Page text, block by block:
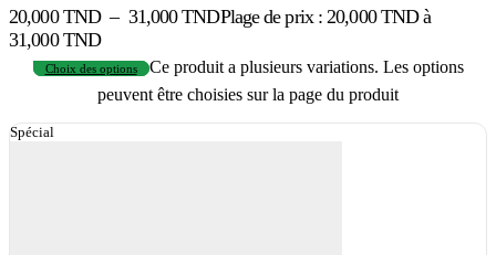
20,000TND – 31,000TNDPlage de prix : 20,000 TND à
31,000 TND
Choix des options
Ce produit a plusieurs variations. Les options
peuvent être choisies sur la page du produit
Spécial